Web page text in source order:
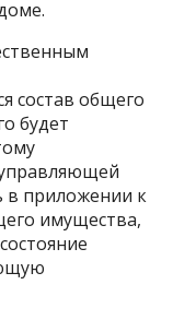
состав общего
будет
в приложении к
имущества,